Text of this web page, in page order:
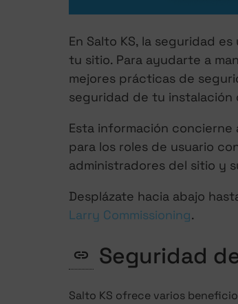
En Salto KS, la seguridad
tu sitio. Para ayudarte a
mejores prácticas de
seguridad de tu instalación
Esta información concierne
para los roles de usuario
administradores del sitio y
Desplázate hacia abajo
Larry Commissioning.
Seguridad
Salto KS ofrece varios